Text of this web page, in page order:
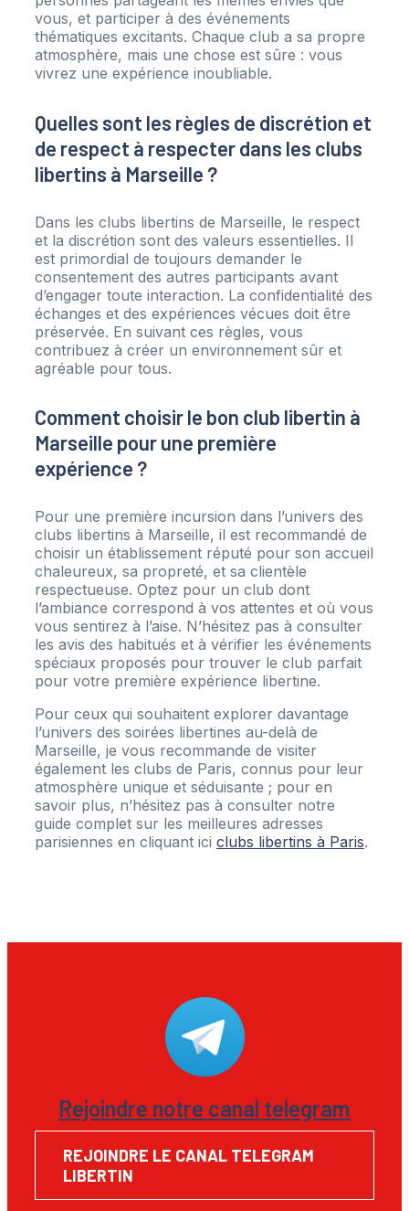
vous, et participer à des événements
thématiques excitants. Chaque club a sa propre
atmosphère, mais une chose est sûre : vous
vivrez une expérience inoubliable.
Quelles sont les règles de discrétion et
de respect à respecter dans les clubs
libertins à Marseille ?
Dans les clubs libertins de Marseille, le respect
et la discrétion sont des valeurs essentielles. Il
est primordial de toujours demander le
consentement des autres participants avant
d’engager toute interaction. La confidentialité des
échanges et des expériences vécues doit être
préservée. En suivant ces règles, vous
contribuez à créer un environnement sûr et
agréable pour tous.
Comment choisir le bon club libertin à
Marseille pour une première
expérience ?
Pour une première incursion dans l’univers des
clubs libertins à Marseille, il est recommandé de
choisir un établissement réputé pour son accueil
chaleureux, sa propreté, et sa clientèle
respectueuse. Optez pour un club dont
l’ambiance correspond à vos attentes et où vous
vous sentirez à l’aise. N’hésitez pas à consulter
les avis des habitués et à vérifier les événements
spéciaux proposés pour trouver le club parfait
pour votre première expérience libertine.
Pour ceux qui souhaitent explorer davantage
l’univers des soirées libertines au-delà de
Marseille, je vous recommande de visiter
également les clubs de Paris, connus pour leur
atmosphère unique et séduisante ; pour en
savoir plus, n’hésitez pas à consulter notre
guide complet sur les meilleures adresses
parisiennes en cliquant ici clubs libertins à Paris.
Rejoindre notre canal telegram
REJOINDRE LE CANAL TELEGRAM
LIBERTIN